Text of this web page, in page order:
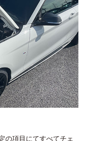
の項目にてすべてチェ